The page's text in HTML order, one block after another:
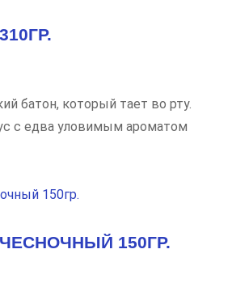
батон, который тает во рту.
с едва уловимым ароматом
150ГР.